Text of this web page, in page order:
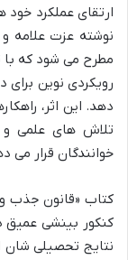
ارتقای عملکرد خود
نوشته عزت علامه
مطرح می شود که
رویکردی نوین
دهد. این اثر،
تلاش های علمی و
خوانندگان قرار می
کتاب «قانون جذب و
کنکور بینشی عمیق
نتایج تحصیلی شان